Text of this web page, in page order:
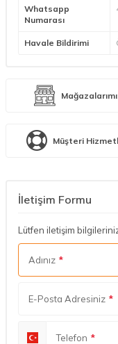
Whatsapp
Numarası
Havale Bildirimi
Müşteri
İletişim Formu
Lütfen iletişim
Adınız *
E-Posta Adresiniz *
Telefon *